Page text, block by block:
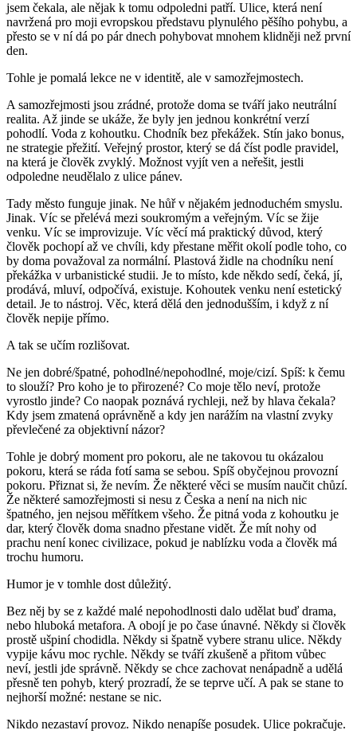
jsem čekala, ale nějak k tomu odpoledni patří. Ulice, která není
navržená pro moji evropskou představu plynulého pěšího pohybu, a
přesto se v ní dá po pár dnech pohybovat mnohem klidněji než první
den.
Tohle je pomalá lekce ne v identitě, ale v samozřejmostech.
A samozřejmosti jsou zrádné, protože doma se tváří jako neutrální
realita. Až jinde se ukáže, že byly jen jednou konkrétní verzí
pohodlí. Voda z kohoutku. Chodník bez překážek. Stín jako bonus,
ne strategie přežití. Veřejný prostor, který se dá číst podle pravidel,
na která je člověk zvyklý. Možnost vyjít ven a neřešit, jestli
odpoledne neudělalo z ulice pánev.
Tady město funguje jinak. Ne hůř v nějakém jednoduchém smyslu.
Jinak. Víc se přelévá mezi soukromým a veřejným. Víc se žije
venku. Víc se improvizuje. Víc věcí má praktický důvod, který
člověk pochopí až ve chvíli, kdy přestane měřit okolí podle toho, co
by doma považoval za normální. Plastová židle na chodníku není
překážka v urbanistické studii. Je to místo, kde někdo sedí, čeká, jí,
prodává, mluví, odpočívá, existuje. Kohoutek venku není estetický
detail. Je to nástroj. Věc, která dělá den jednodušším, i když z ní
člověk nepije přímo.
A tak se učím rozlišovat.
Ne jen dobré/špatné, pohodlné/nepohodlné, moje/cizí. Spíš: k čemu
to slouží? Pro koho je to přirozené? Co moje tělo neví, protože
vyrostlo jinde? Co naopak poznává rychleji, než by hlava čekala?
Kdy jsem zmatená oprávněně a kdy jen narážím na vlastní zvyky
převlečené za objektivní názor?
Tohle je dobrý moment pro pokoru, ale ne takovou tu okázalou
pokoru, která se ráda fotí sama se sebou. Spíš obyčejnou provozní
pokoru. Přiznat si, že nevím. Že některé věci se musím naučit chůzí.
Že některé samozřejmosti si nesu z Česka a není na nich nic
špatného, jen nejsou měřítkem všeho. Že pitná voda z kohoutku je
dar, který člověk doma snadno přestane vidět. Že mít nohy od
prachu není konec civilizace, pokud je nablízku voda a člověk má
trochu humoru.
Humor je v tomhle dost důležitý.
Bez něj by se z každé malé nepohodlnosti dalo udělat buď drama,
nebo hluboká metafora. A obojí je po čase únavné. Někdy si člověk
prostě ušpiní chodidla. Někdy si špatně vybere stranu ulice. Někdy
vypije kávu moc rychle. Někdy se tváří zkušeně a přitom vůbec
neví, jestli jde správně. Někdy se chce zachovat nenápadně a udělá
přesně ten pohyb, který prozradí, že se teprve učí. A pak se stane to
nejhorší možné: nestane se nic.
Nikdo nezastaví provoz. Nikdo nenapíše posudek. Ulice pokračuje.